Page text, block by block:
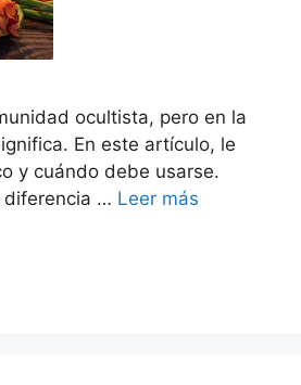
ocultista, pero en la
En este artículo, le
y cuándo debe usarse.
diferencia … Leer más